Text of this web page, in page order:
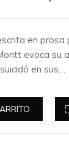
en prosa
evoca su
en sus…